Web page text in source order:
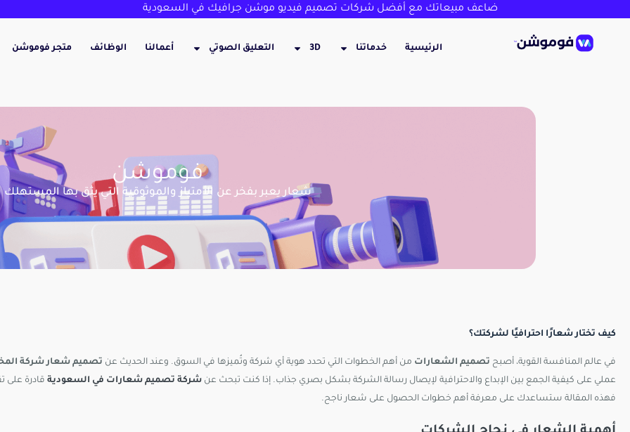
ضاعف مبيعاتك مع أفضل شركات تصميم فيديو موشن جرافيك في السعودية
الرئيسية خدماتنا 3D التعليق الصوتي أعمالنا الوظائف متجر فوموشن
فوموشن
شعار يعبر بفخر عن الأمتياز والموثوقية التي يثق بها المستهلك
كيف تختار شعارًا احترافيًا لشركتك؟
في عالم المنافسة القوية، أصبح تصميم الشعارات من أهم الخطوات التي تحدد هوية أي شركة وتُميزها في السوق. وعند الحديث عن تصميم شعار شركة
عملي على كيفية الجمع بين الإبداع والاحترافية لإيصال رسالة الشركة بشكل بصري جذاب. إذا كنت تبحث عن شركة تصميم شعارات في السعودية قادرة على
فهذه المقالة ستساعدك على معرفة أهم خطوات الحصول على شعار ناجح.